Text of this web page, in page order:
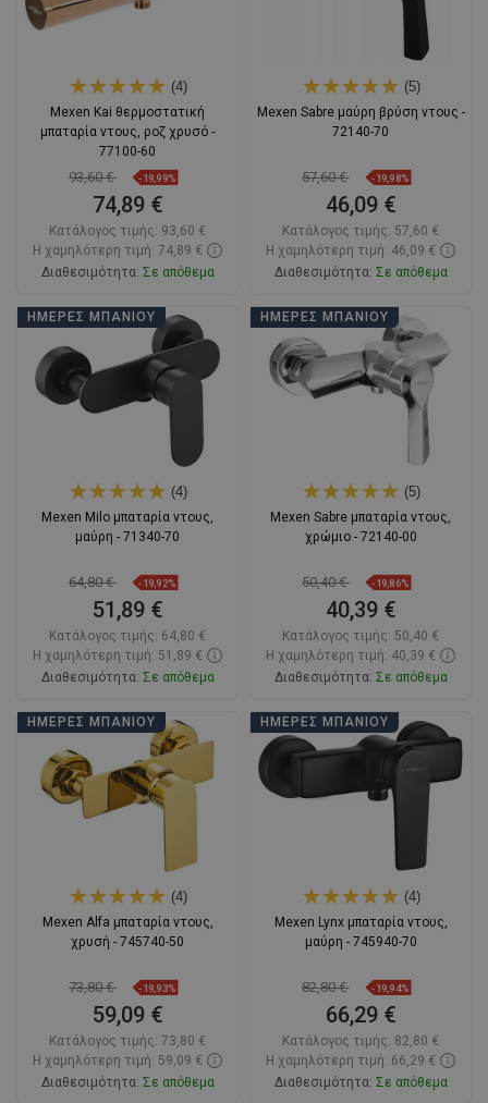
(4)
Mexen Kai θερμοστατική
μπαταρία ντους, ροζ χρυσό -
77100-60
93,60 € -19,99%
74,89 €
Κατάλογος τιμής: 93,60 €
Η χαμηλότερη τιμή: 74,89 €
Διαθεσιμότητα: Σε απόθεμα
Στο καλάθι
favorite_border Αγαπημένα
Σύγκριση
(5)
Mexen Sabre μαύρη βρύση ντους -
72140-70
57,60 € -19,98%
46,09 €
Κατάλογος τιμής: 57,60 €
Η χαμηλότερη τιμή: 46,09 €
Διαθεσιμότητα: Σε απόθεμα
Στο καλάθι
favorite_border Αγαπημένα
Σύγκριση
ΗΜΈΡΕΣ ΜΠΆΝΙΟΥ
(4)
Mexen Milo μπαταρία ντους,
μαύρη - 71340-70
64,80 € -19,92%
51,89 €
Κατάλογος τιμής: 64,80 €
Η χαμηλότερη τιμή: 51,89 €
Διαθεσιμότητα: Σε απόθεμα
Στο καλάθι
favorite_border Αγαπημένα
Σύγκριση
ΗΜΈΡΕΣ ΜΠΆΝΙΟΥ
(5)
Mexen Sabre μπαταρία ντους,
χρώμιο - 72140-00
50,40 € -19,86%
40,39 €
Κατάλογος τιμής: 50,40 €
Η χαμηλότερη τιμή: 40,39 €
Διαθεσιμότητα: Σε απόθεμα
Στο καλάθι
Αγαπημένα
Σύγκριση
ΗΜΈΡΕΣ ΜΠΆΝΙΟΥ
(4)
Mexen Alfa μπαταρία ντους,
χρυσή - 745740-50
73,80 € -19,93%
59,09 €
Κατάλογος τιμής: 73,80 €
Η χαμηλότερη τιμή: 59,09 €
Διαθεσιμότητα: Σε απόθεμα
ΗΜΈΡΕΣ ΜΠΆΝΙΟΥ
(4)
Mexen Lynx μπαταρία ντους,
μαύρη - 745940-70
82,80 € -19,94%
66,29 €
Κατάλογος τιμής: 82,80 €
Η χαμηλότερη τιμή: 66,29 €
Διαθεσιμότητα: Σε απόθεμα